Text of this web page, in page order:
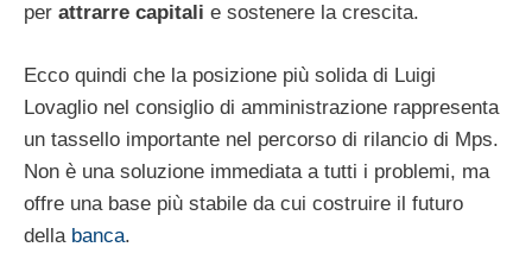
per attrarre capitali e sostenere la crescita.
Ecco quindi che la posizione più solida di Luigi
Lovaglio nel consiglio di amministrazione rappresenta
un tassello importante nel percorso di rilancio di Mps.
Non è una soluzione immediata a tutti i problemi, ma
offre una base più stabile da cui costruire il futuro
della banca.